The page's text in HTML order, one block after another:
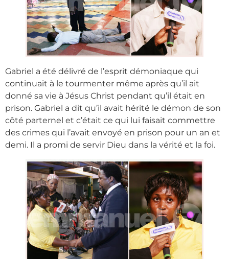
Gabriel a été délivré de l’esprit démoniaque qui
continuait à le tourmenter même après qu’il ait
donné sa vie à Jésus Christ pendant qu’il était en
prison. Gabriel a dit qu’il avait hérité le démon de son
côté parternel et c’était ce qui lui faisait commettre
des crimes qui l’avait envoyé en prison pour un an et
demi. Il a promi de servir Dieu dans la vérité et la foi.